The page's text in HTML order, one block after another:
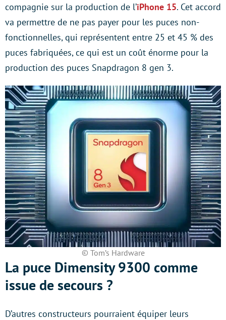
compagnie sur la production de l’iPhone 15. Cet accord
va permettre de ne pas payer pour les puces non-
fonctionnelles, qui représentent entre 25 et 45 % des
puces fabriquées, ce qui est un coût énorme pour la
production des puces Snapdragon 8 gen 3.
© Tom’s Hardware
La puce Dimensity 9300 comme
issue de secours ?
D’autres constructeurs pourraient équiper leurs